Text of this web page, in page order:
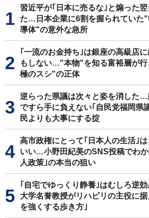
習近平が｢日本に売るな｣と煽った
た…日本企業に6割を握られていた
導体"の意外な急所
｢一流のお金持ち｣は銀座の高級店
もしない…"本物"を知る富裕層が
極のスシ"の正体
逆らった県議は次々と姿を消した…
ですら手に負えない｢自民党福岡県
民よりも大事にする掟
高市政権にとって｢日本人の生活｣は
いい…小野田紀美のSNS投稿でわか
人政策｣の本当の狙い
｢自宅でゆっくり静養｣はむしろ逆
大学名誉教授がリハビリの主役に
を強くする歩き方｣